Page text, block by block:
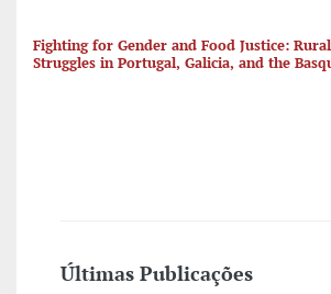
Fighting for Gender and Food Justice:
Struggles in Portugal, Galicia, and the
Últimas Publicações